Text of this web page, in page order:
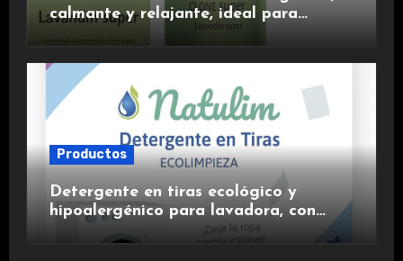
calmante y relajante, ideal para
Productos
Detergente en tiras ecológico y
hipoalergénico para lavadora, con
suavizante incluido y fragancia de